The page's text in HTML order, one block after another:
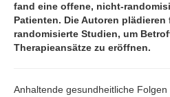
fand eine offene, nicht-
Patienten. Die Autoren
randomisierte Studien, um
Therapieansätze zu eröffnen.
Anhaltende gesundheitliche